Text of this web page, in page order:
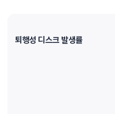
퇴행성 디스크 발생률